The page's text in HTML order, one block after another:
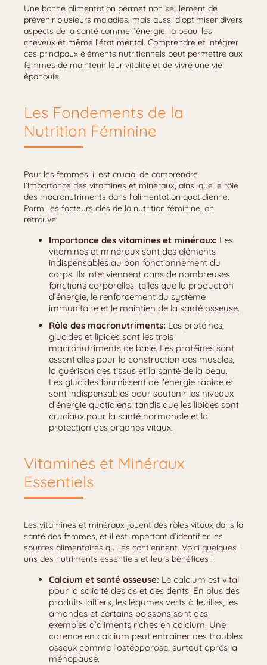
Une bonne alimentation permet non seulement de
prévenir plusieurs maladies, mais aussi d’optimiser divers
aspects de la santé comme l’énergie, la peau, les
cheveux et même l’état mental. Comprendre et intégrer
ces principaux éléments nutritionnels peut permettre aux
femmes de maintenir leur vitalité et de vivre une vie
épanouie.
Les Fondements de la
Nutrition Féminine
Pour les femmes, il est crucial de comprendre
l’importance des vitamines et minéraux, ainsi que le rôle
des macronutriments dans l’alimentation quotidienne.
Parmi les facteurs clés de la nutrition féminine, on
retrouve:
Importance des vitamines et minéraux: Les
vitamines et minéraux sont des éléments
indispensables au bon fonctionnement du
corps. Ils interviennent dans de nombreuses
fonctions corporelles, telles que la production
d’énergie, le renforcement du système
immunitaire et le maintien de la santé osseuse.
Rôle des macronutriments: Les protéines,
glucides et lipides sont les trois
macronutriments de base. Les protéines sont
essentielles pour la construction des muscles,
la guérison des tissus et la santé de la peau.
Les glucides fournissent de l’énergie rapide et
sont indispensables pour soutenir les niveaux
d’énergie quotidiens, tandis que les lipides sont
cruciaux pour la santé hormonale et la
protection des organes vitaux.
Vitamines et Minéraux
Essentiels
Les vitamines et minéraux jouent des rôles vitaux dans la
santé des femmes, et il est important d’identifier les
sources alimentaires qui les contiennent. Voici quelques-
uns des nutriments essentiels et leurs bénéfices :
Calcium et santé osseuse: Le calcium est vital
pour la solidité des os et des dents. En plus des
produits laitiers, les légumes verts à feuilles, les
amandes et certains poissons sont des
exemples d’aliments riches en calcium. Une
carence en calcium peut entraîner des troubles
osseux comme l’ostéoporose, surtout après la
ménopause.